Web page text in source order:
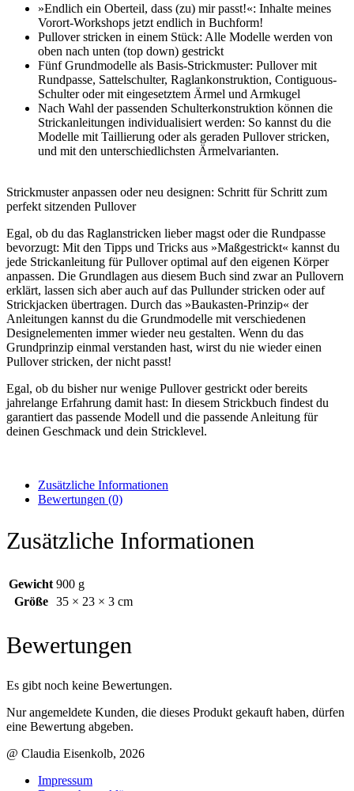
»Endlich ein Oberteil, dass (zu) mir passt!«: Inhalte meines
Vorort-Workshops jetzt endlich in Buchform!
Pullover stricken in einem Stück: Alle Modelle werden von
oben nach unten (top down) gestrickt
Fünf Grundmodelle als Basis-Strickmuster: Pullover mit
Rundpasse, Sattelschulter, Raglankonstruktion, Contiguous-
Schulter oder mit eingesetztem Ärmel und Armkugel
Nach Wahl der passenden Schulterkonstruktion können die
Strickanleitungen individualisiert werden: So kannst du die
Modelle mit Taillierung oder als geraden Pullover stricken,
und mit den unterschiedlichsten Ärmelvarianten.
Strickmuster anpassen oder neu designen: Schritt für Schritt zum
perfekt sitzenden Pullover
Egal, ob du das Raglanstricken lieber magst oder die Rundpasse
bevorzugt: Mit den Tipps und Tricks aus »Maßgestrickt« kannst du
jede Strickanleitung für Pullover optimal auf den eigenen Körper
anpassen. Die Grundlagen aus diesem Buch sind zwar an Pullovern
erklärt, lassen sich aber auch auf das Pullunder stricken oder auf
Strickjacken übertragen. Durch das »Baukasten-Prinzip« der
Anleitungen kannst du die Grundmodelle mit verschiedenen
Designelementen immer wieder neu gestalten. Wenn du das
Grundprinzip einmal verstanden hast, wirst du nie wieder einen
Pullover stricken, der nicht passt!
Egal, ob du bisher nur wenige Pullover gestrickt oder bereits
jahrelange Erfahrung damit hast: In diesem Strickbuch findest du
garantiert das passende Modell und die passende Anleitung für
deinen Geschmack und dein Stricklevel.
Zusätzliche Informationen
Bewertungen (0)
Zusätzliche Informationen
Gewicht 900 g
Größe
35 × 23 × 3 cm
Bewertungen
Es gibt noch keine Bewertungen.
Nur angemeldete Kunden, die dieses Produkt gekauft haben, dürfen
eine Bewertung abgeben.
@ Claudia Eisenkolb, 2026
Impressum